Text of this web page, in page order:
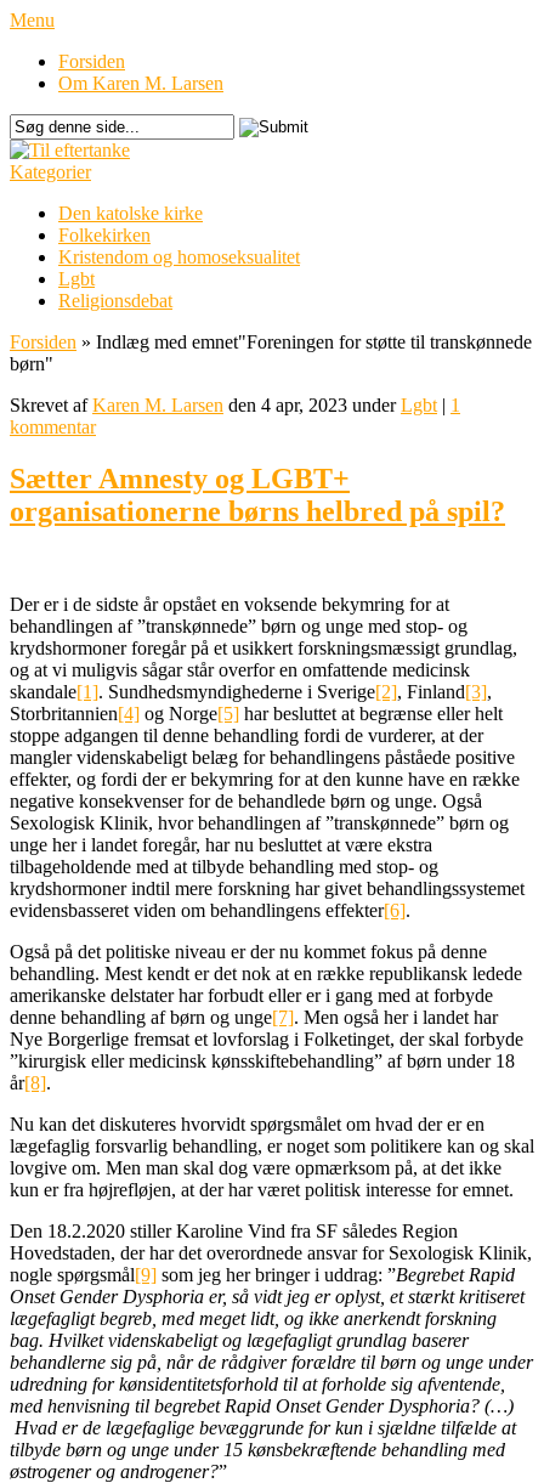
Menu
Forsiden
Om Karen M. Larsen
Kategorier
Den katolske kirke
Folkekirken
Kristendom og homoseksualitet
Lgbt
Religionsdebat
Forsiden » Indlæg med emnet"Foreningen for støtte til transkønnede
børn"
Skrevet afKaren M. Larsen den 4 apr, 2023 underLgbt | 1
kommentar
Sætter Amnesty og LGBT+
organisationerne børns helbred på spil?
Der er i de sidste år opstået en voksende bekymring for at
behandlingen af ”transkønnede” børn og unge med stop- og
krydshormoner foregår på et usikkert forskningsmæssigt grundlag,
og at vi muligvis sågar står overfor en omfattende medicinsk
skandale[1]. Sundhedsmyndighederne i Sverige[2], Finland[3],
Storbritannien[4] og Norge[5] har besluttet at begrænse eller helt
stoppe adgangen til denne behandling fordi de vurderer, at der
mangler videnskabeligt belæg for behandlingens påståede positive
effekter, og fordi der er bekymring for at den kunne have en række
negative konsekvenser for de behandlede børn og unge. Også
Sexologisk Klinik, hvor behandlingen af ”transkønnede” børn og
unge her i landet foregår, har nu besluttet at være ekstra
tilbageholdende med at tilbyde behandling med stop- og
krydshormoner indtil mere forskning har givet behandlingssystemet
evidensbasseret viden om behandlingens effekter[6].
Også på det politiske niveau er der nu kommet fokus på denne
behandling. Mest kendt er det nok at en række republikansk ledede
amerikanske delstater har forbudt eller er i gang med at forbyde
denne behandling af børn og unge[7]. Men også her i landet har
Nye Borgerlige fremsat et lovforslag i Folketinget, der skal forbyde
”kirurgisk eller medicinsk kønsskiftebehandling” af børn under 18
år[8].
Nu kan det diskuteres hvorvidt spørgsmålet om hvad der er en
lægefaglig forsvarlig behandling, er noget som politikere kan og skal
lovgive om. Men man skal dog være opmærksom på, at det ikke
kun er fra højrefløjen, at der har været politisk interesse for emnet.
Den 18.2.2020 stiller Karoline Vind fra SF således Region
Hovedstaden, der har det overordnede ansvar for Sexologisk Klinik,
nogle spørgsmål[9] som jeg her bringer i uddrag: ”Begrebet Rapid
Onset Gender Dysphoria er, så vidt jeg er oplyst, et stærkt kritiseret
lægefagligt begreb, med meget lidt, og ikke anerkendt forskning
bag. Hvilket videnskabeligt og lægefagligt grundlag baserer
behandlerne sig på, når de rådgiver forældre til børn og unge under
udredning for kønsidentitetsforhold til at forholde sig afventende,
med henvisning til begrebet Rapid Onset Gender Dysphoria? (…)
Hvad er de lægefaglige bevæggrunde for kun i sjældne tilfælde at
tilbyde børn og unge under 15 kønsbekræftende behandling med
østrogener og androgener?”